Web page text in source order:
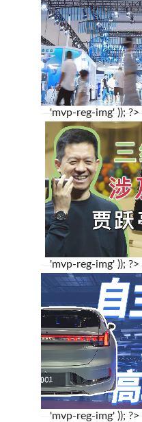
'mvp-reg-img' )); ?>
'mvp-reg-img' )); ?>
'mvp-reg-img' )); ?>